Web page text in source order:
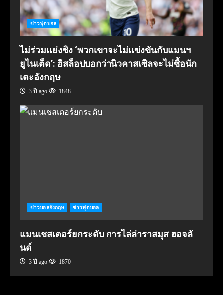
ข่าวฟุตบอล
ไม่ร่วมแย่งชิง ‘พวกเขาจะไม่แข่งขันกับแมนฯ
ยูไนเต็ด’: ฮิสล็อปบอกว่านิวคาสเซิลจะไม่ซื้อนัก
เตะอังกฤษ
3 ปี ago 1848
ข่าวบอลอังกฤษ ข่าวฟุตบอล
แมนเชสเตอร์ยกระดับ การไล่ล่าราสมุส ฮอจลั
นด์
3 ปี ago 1870